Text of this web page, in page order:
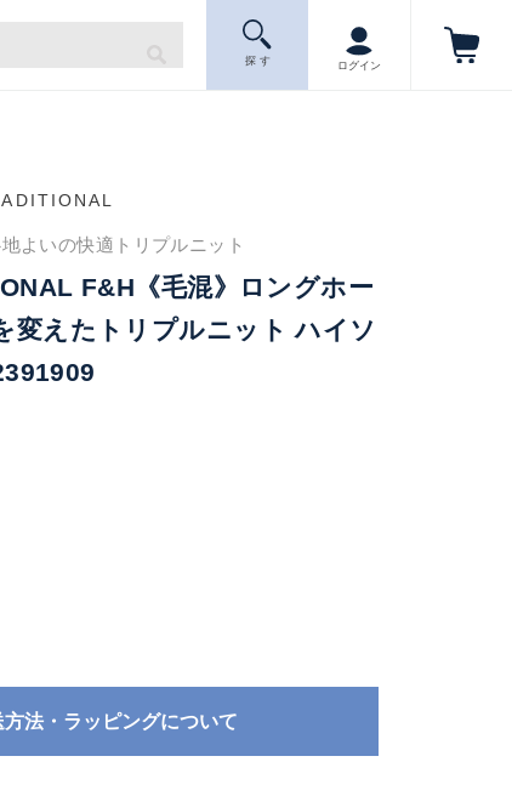
探 す ログイン
よいの快適トリプルニット
F&H《毛混》ロングホー
変えたトリプルニット ハイソ
方法・ラッピングについて